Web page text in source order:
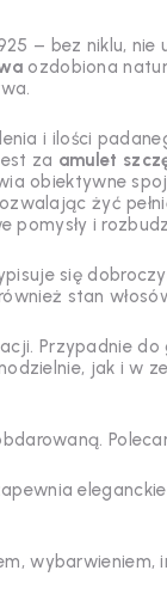
– bez niklu, nie
ozdobiona
i ilości
za amulet
obiektywne
żyć
i
się
stan
Przypadnie
jak i w
wybarwieniem,